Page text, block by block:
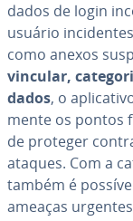
dados de login
usuário
como anexos
vincular,
dados, o
mente os pontos
de proteger
ataques. Com a
também é
ameaças